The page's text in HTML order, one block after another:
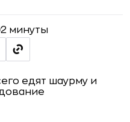
2 минуты